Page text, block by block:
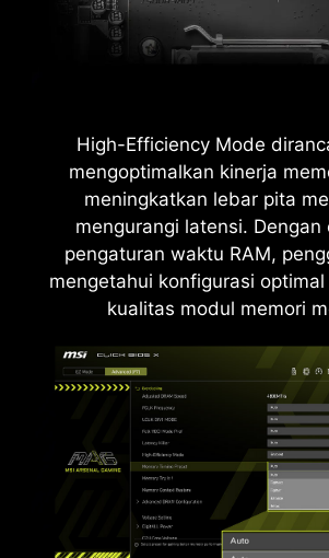
High-Efficiency Mode
mengoptimalkan kinerja
meningkatkan lebar pita
mengurangi latensi. Dengan
pengaturan waktu RAM,
mengetahui konfigurasi
kualitas modul memori